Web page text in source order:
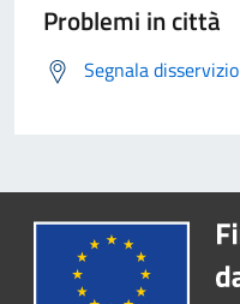
Problemi in città
Segnala disservizio